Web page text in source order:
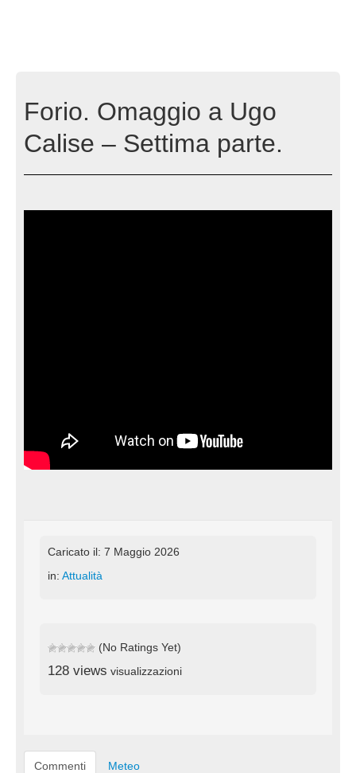
Forio. Omaggio a Ugo
Calise – Settima parte.
Caricato il: 7 Maggio 2026
in: Attualità
(No Ratings Yet)
128 views visualizzazioni
Commenti Meteo